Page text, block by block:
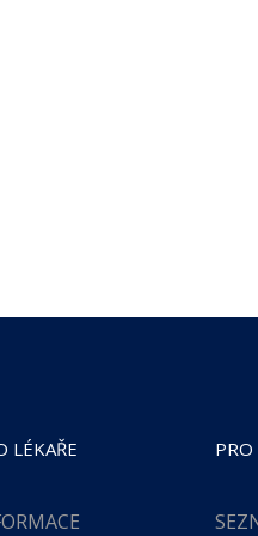
LÉKAŘE PRO